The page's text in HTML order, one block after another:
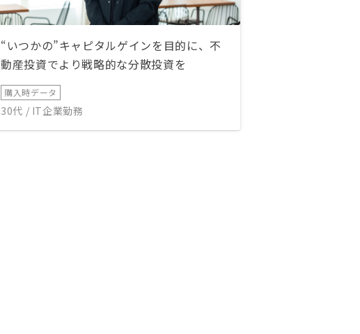
“いつかの”キャピタルゲインを目的に、不
動産投資でより戦略的な分散投資を
購入時データ
30代 / IT企業勤務